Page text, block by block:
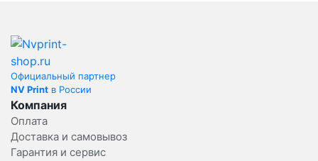
Официальный партнер
NV Print в России
Компания
Оплата
Доставка и самовывоз
Гарантия и сервис